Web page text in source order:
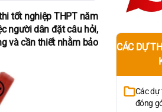
tốt nghiệp THPT năm
người dân đặt câu hỏi,
và cần thiết nhằm bảo
CÁC DỰ
Các dự
đóng